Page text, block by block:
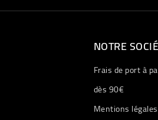
NOTRE
Frais de port à
dès 90€
Mentions légales